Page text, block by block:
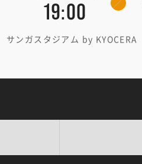
19:00
サンガスタジアム by KYOCERA